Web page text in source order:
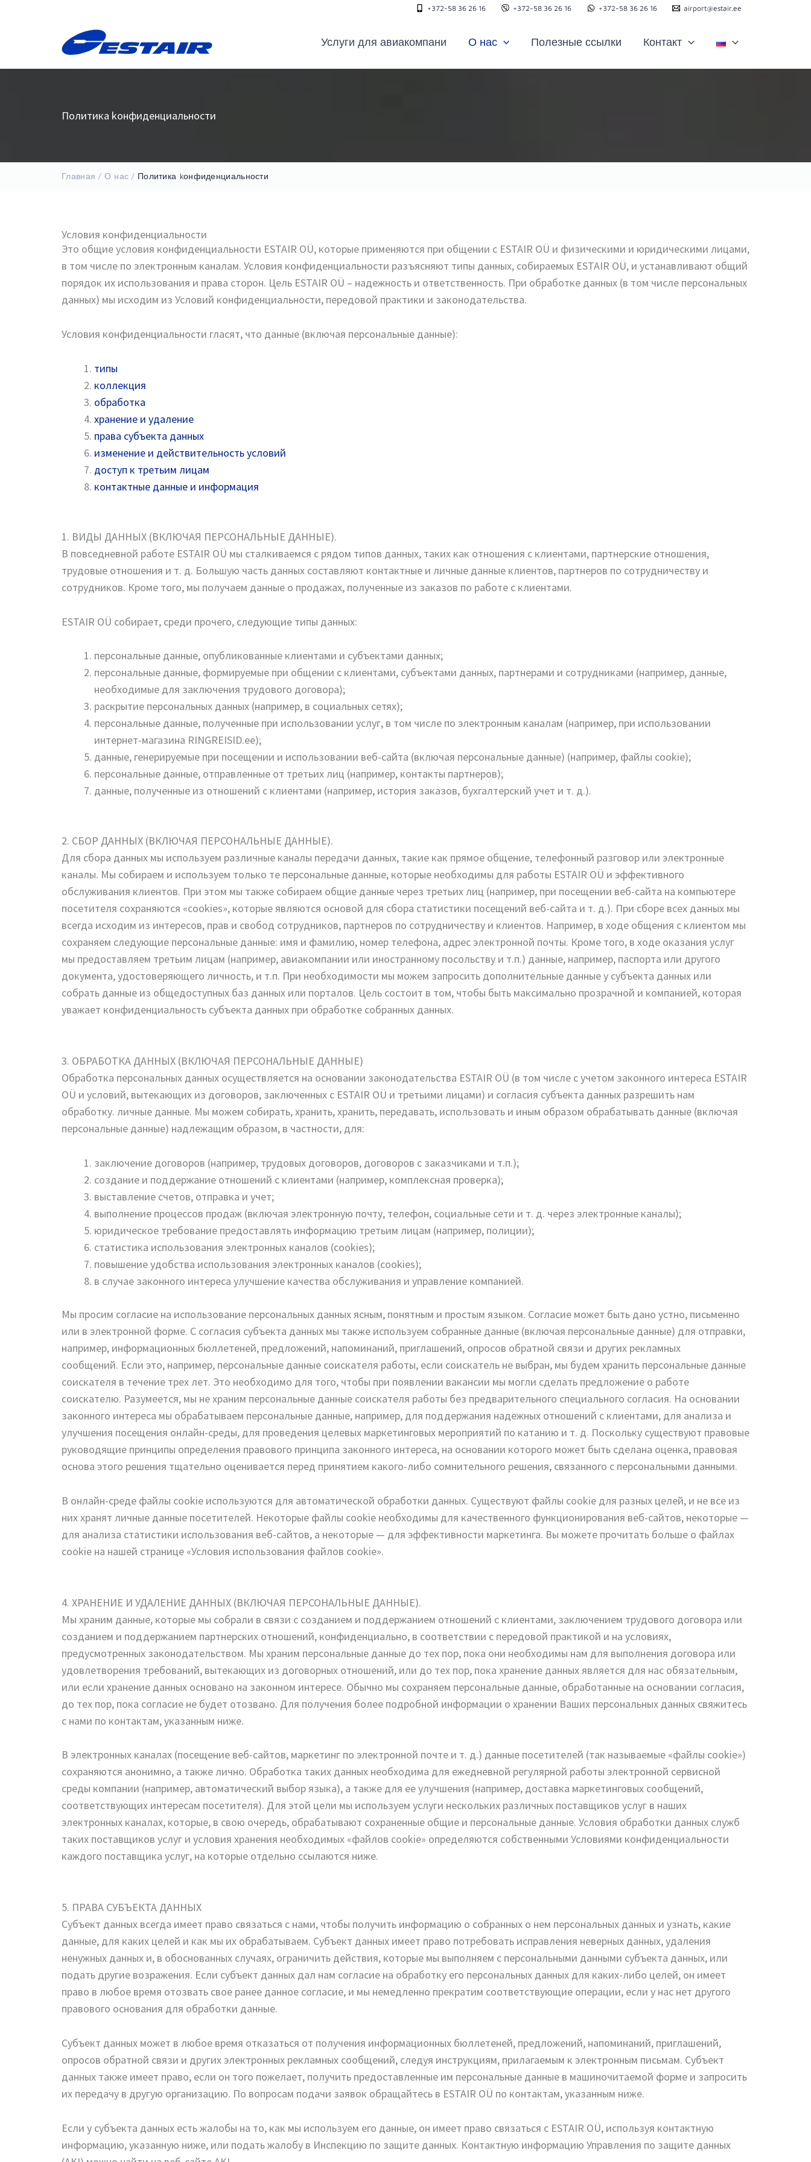
содержимому
+372-58 36 26 16 +372-58 36 26 16 +372-58 36 26 16 airport@estair.ee
Услуги для авиакомпани О нас Полезные ссылки Контакт
Политика kонфиденциальности
Главная О нас Политика kонфиденциальности
Условия конфиденциальности
Это общие условия конфиденциальности ESTAIR OÜ, которые применяются при общении с ESTAIR OÜ и физическими и юридическими лицами,
в том числе по электронным каналам. Условия конфиденциальности разъясняют типы данных, собираемых ESTAIR OÜ, и устанавливают общий
порядок их использования и права сторон. Цель ESTAIR OÜ – надежность и ответственность. При обработке данных (в том числе персональных
данных) мы исходим из Условий конфиденциальности, передовой практики и законодательства.
Условия конфиденциальности гласят, что данные (включая персональные данные):
типы
коллекция
обработка
хранение и удаление
права субъекта данных
изменение и действительность условий
доступ к третьим лицам
контактные данные и информация
1. ВИДЫ ДАННЫХ (ВКЛЮЧАЯ ПЕРСОНАЛЬНЫЕ ДАННЫЕ).
В повседневной работе ESTAIR OÜ мы сталкиваемся с рядом типов данных, таких как отношения с клиентами, партнерские отношения,
трудовые отношения и т. д. Большую часть данных составляют контактные и личные данные клиентов, партнеров по сотрудничеству и
сотрудников. Кроме того, мы получаем данные о продажах, полученные из заказов по работе с клиентами.
ESTAIR OÜ собирает, среди прочего, следующие типы данных:
персональные данные, опубликованные клиентами и субъектами данных;
персональные данные, формируемые при общении с клиентами, субъектами данных, партнерами и сотрудниками (например, данные,
необходимые для заключения трудового договора);
раскрытие персональных данных (например, в социальных сетях);
персональные данные, полученные при использовании услуг, в том числе по электронным каналам (например, при использовании
интернет-магазина RINGREISID.ee);
данные, генерируемые при посещении и использовании веб-сайта (включая персональные данные) (например, файлы cookie);
персональные данные, отправленные от третьих лиц (например, контакты партнеров);
данные, полученные из отношений с клиентами (например, история заказов, бухгалтерский учет и т. д.).
2. СБОР ДАННЫХ (ВКЛЮЧАЯ ПЕРСОНАЛЬНЫЕ ДАННЫЕ).
Для сбора данных мы используем различные каналы передачи данных, такие как прямое общение, телефонный разговор или электронные
каналы. Мы собираем и используем только те персональные данные, которые необходимы для работы ESTAIR OÜ и эффективного
обслуживания клиентов. При этом мы также собираем общие данные через третьих лиц (например, при посещении веб-сайта на компьютере
посетителя сохраняются «cookies», которые являются основой для сбора статистики посещений веб-сайта и т. д.). При сборе всех данных мы
всегда исходим из интересов, прав и свобод сотрудников, партнеров по сотрудничеству и клиентов. Например, в ходе общения с клиентом мы
сохраняем следующие персональные данные: имя и фамилию, номер телефона, адрес электронной почты. Кроме того, в ходе оказания услуг
мы предоставляем третьим лицам (например, авиакомпании или иностранному посольству и т.п.) данные, например, паспорта или другого
документа, удостоверяющего личность, и т.п. При необходимости мы можем запросить дополнительные данные у субъекта данных или
собрать данные из общедоступных баз данных или порталов. Цель состоит в том, чтобы быть максимально прозрачной и компанией, которая
уважает конфиденциальность субъекта данных при обработке собранных данных.
3. ОБРАБОТКА ДАННЫХ (ВКЛЮЧАЯ ПЕРСОНАЛЬНЫЕ ДАННЫЕ)
Обработка персональных данных осуществляется на основании законодательства ESTAIR OÜ (в том числе с учетом законного интереса ESTAIR
OÜ и условий, вытекающих из договоров, заключенных с ESTAIR OÜ и третьими лицами) и согласия субъекта данных разрешить нам
обработку. личные данные. Мы можем собирать, хранить, хранить, передавать, использовать и иным образом обрабатывать данные (включая
персональные данные) надлежащим образом, в частности, для:
заключение договоров (например, трудовых договоров, договоров с заказчиками и т.п.);
создание и поддержание отношений с клиентами (например, комплексная проверка);
выставление счетов, отправка и учет;
выполнение процессов продаж (включая электронную почту, телефон, социальные сети и т. д. через электронные каналы);
юридическое требование предоставлять информацию третьим лицам (например, полиции);
статистика использования электронных каналов (cookies);
повышение удобства использования электронных каналов (cookies);
в случае законного интереса улучшение качества обслуживания и управление компанией.
Мы просим согласие на использование персональных данных ясным, понятным и простым языком. Согласие может быть дано устно, письменно
или в электронной форме. С согласия субъекта данных мы также используем собранные данные (включая персональные данные) для отправки,
например, информационных бюллетеней, предложений, напоминаний, приглашений, опросов обратной связи и других рекламных
сообщений. Если это, например, персональные данные соискателя работы, если соискатель не выбран, мы будем хранить персональные данные
соискателя в течение трех лет. Это необходимо для того, чтобы при появлении вакансии мы могли сделать предложение о работе
соискателю. Разумеется, мы не храним персональные данные соискателя работы без предварительного специального согласия. На основании
законного интереса мы обрабатываем персональные данные, например, для поддержания надежных отношений с клиентами, для анализа и
улучшения посещения онлайн-среды, для проведения целевых маркетинговых мероприятий по катанию и т. д. Поскольку существуют правовые
руководящие принципы определения правового принципа законного интереса, на основании которого может быть сделана оценка, правовая
основа этого решения тщательно оценивается перед принятием какого-либо сомнительного решения, связанного с персональными данными.
В онлайн-среде файлы cookie используются для автоматической обработки данных. Существуют файлы cookie для разных целей, и не все из
них хранят личные данные посетителей. Некоторые файлы cookie необходимы для качественного функционирования веб-сайтов, некоторые —
для анализа статистики использования веб-сайтов, а некоторые — для эффективности маркетинга. Вы можете прочитать больше о файлах
cookie на нашей странице «Условия использования файлов cookie».
4. ХРАНЕНИЕ И УДАЛЕНИЕ ДАННЫХ (ВКЛЮЧАЯ ПЕРСОНАЛЬНЫЕ ДАННЫЕ).
Мы храним данные, которые мы собрали в связи с созданием и поддержанием отношений с клиентами, заключением трудового договора или
созданием и поддержанием партнерских отношений, конфиденциально, в соответствии с передовой практикой и на условиях,
предусмотренных законодательством. Мы храним персональные данные до тех пор, пока они необходимы нам для выполнения договора или
удовлетворения требований, вытекающих из договорных отношений, или до тех пор, пока хранение данных является для нас обязательным,
или если хранение данных основано на законном интересе. Обычно мы сохраняем персональные данные, обработанные на основании согласия,
до тех пор, пока согласие не будет отозвано. Для получения более подробной информации о хранении Ваших персональных данных свяжитесь
с нами по контактам, указанным ниже.
В электронных каналах (посещение веб-сайтов, маркетинг по электронной почте и т. д.) данные посетителей (так называемые «файлы cookie»)
сохраняются анонимно, а также лично. Обработка таких данных необходима для ежедневной регулярной работы электронной сервисной
среды компании (например, автоматический выбор языка), а также для ее улучшения (например, доставка маркетинговых сообщений,
соответствующих интересам посетителя). Для этой цели мы используем услуги нескольких различных поставщиков услуг в наших
электронных каналах, которые, в свою очередь, обрабатывают сохраненные общие и персональные данные. Условия обработки данных служб
таких поставщиков услуг и условия хранения необходимых «файлов cookie» определяются собственными Условиями конфиденциальности
каждого поставщика услуг, на которые отдельно ссылаются ниже.
5. ПРАВА СУБЪЕКТА ДАННЫХ
Субъект данных всегда имеет право связаться с нами, чтобы получить информацию о собранных о нем персональных данных и узнать, какие
данные, для каких целей и как мы их обрабатываем. Субъект данных имеет право потребовать исправления неверных данных, удаления
ненужных данных и, в обоснованных случаях, ограничить действия, которые мы выполняем с персональными данными субъекта данных, или
подать другие возражения. Если субъект данных дал нам согласие на обработку его персональных данных для каких-либо целей, он имеет
право в любое время отозвать свое ранее данное согласие, и мы немедленно прекратим соответствующие операции, если у нас нет другого
правового основания для обработки данные.
Субъект данных может в любое время отказаться от получения информационных бюллетеней, предложений, напоминаний, приглашений,
опросов обратной связи и других электронных рекламных сообщений, следуя инструкциям, прилагаемым к электронным письмам. Субъект
данных также имеет право, если он того пожелает, получить предоставленные им персональные данные в машиночитаемой форме и запросить
их передачу в другую организацию. По вопросам подачи заявок обращайтесь в ESTAIR OÜ по контактам, указанным ниже.
Если у субъекта данных есть жалобы на то, как мы используем его данные, он имеет право связаться с ESTAIR OÜ, используя контактную
информацию, указанную ниже, или подать жалобу в Инспекцию по защите данных. Контактную информацию Управления по защите данных